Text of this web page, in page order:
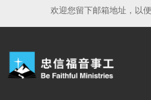
欢迎您留下邮箱地址，以